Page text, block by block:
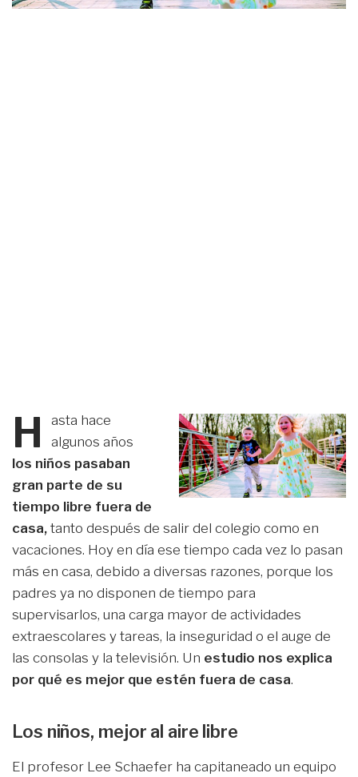
H
asta hace
algunos años
los niños pasaban
gran parte de su
tiempo libre fuera de
casa, tanto después de salir del colegio como en
vacaciones. Hoy en día ese tiempo cada vez lo pasan
más en casa, debido a diversas razones, porque los
padres ya no disponen de tiempo para
supervisarlos, una carga mayor de actividades
extraescolares y tareas, la inseguridad o el auge de
las consolas y la televisión. Un estudio nos explica
por qué es mejor que estén fuera de casa.
Los niños, mejor al aire libre
El profesor Lee Schaefer ha capitaneado un equipo